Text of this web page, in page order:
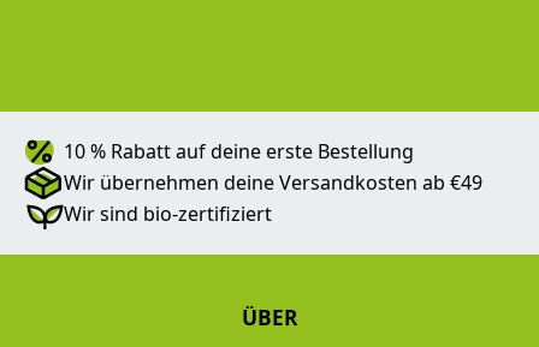
10 % Rabatt auf deine erste Bestellung
Wir übernehmen deine Versandkosten ab €49
Wir sind bio-zertifiziert
ÜBER